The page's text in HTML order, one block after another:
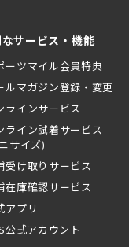
サービス・機能
ーツマイル会員特典
ルマガジン登録・変更
ラインサービス
ライン試着サービス
サイズ)
受け取りサービス
在庫確認サービス
アプリ
公式アカウント